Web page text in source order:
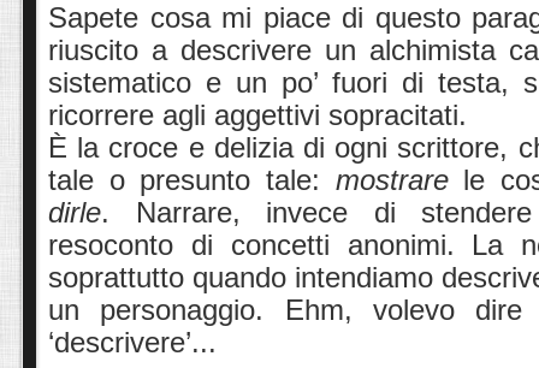
Sapete cosa mi piace di questo
riuscito a descrivere un alchimista
sistematico e un po’ fuori di testa,
ricorrere agli aggettivi sopracitati.
È la croce e delizia di ogni scrittore,
tale o presunto tale: mostrarele
dirle. Narrare, invece di
resoconto di concetti anonimi. La
soprattutto quando intendiamo
un personaggio. Ehm, volevo dire
‘descrivere’...